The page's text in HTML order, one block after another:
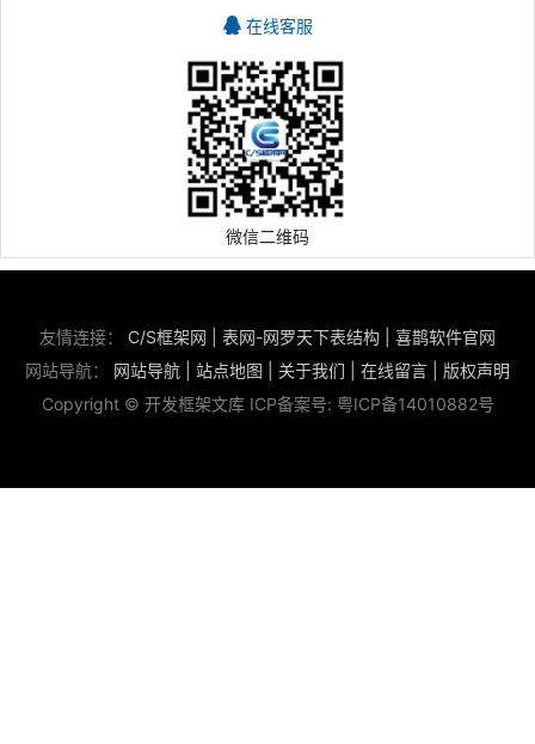
在线客服
微信二维码
友情连接： C/S框架网 表网-网罗天下表结构
喜鹊软件官网
网站导航： 网站导航 站点地图 关于我们 在线留言
版权声明
Copyright © 开发框架文库 ICP备案号: 粤ICP备14010882号